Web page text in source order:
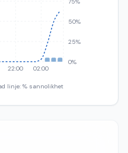
22:00 02:00
0%
25%
50%
linje: % sannolikhet